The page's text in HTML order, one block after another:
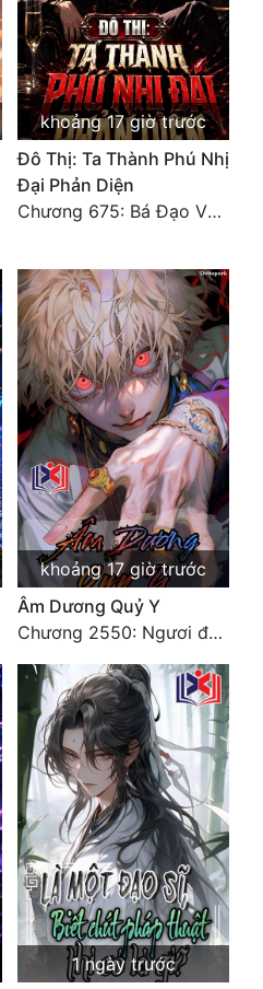
khoảng 17 giờ trước
Đô Thị: Ta Thành Phú Nhị
Đại Phản Diện
Chương 675: Bá Đạo Vương Gia
khoảng 17 giờ trước
Âm Dương Quỷ Y
Chương 2550: Ngươi đoán xem
1 ngày trước